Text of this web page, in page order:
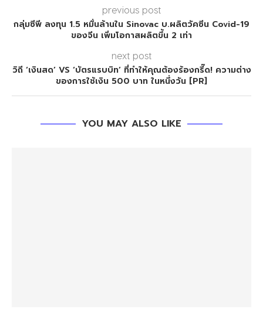
previous post
กลุ่มซีพี ลงทุน 1.5 หมื่นล้านใน Sinovac บ.ผลิตวัคซีน Covid-19
ของจีน เพิ่มโอกาสผลิตขึ้น 2 เท่า
next post
วิถี ‘เงินสด’ VS ‘บัตรแรบบิท’ ที่ทำให้คุณต้องร้องกรี๊ด! ความต่าง
ของการใช้เงิน 500 บาท ในหนึ่งวัน [PR]
YOU MAY ALSO LIKE